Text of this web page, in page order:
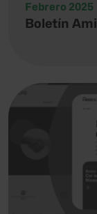
Febrero 2025
Boletín